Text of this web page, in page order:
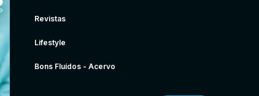
Revistas
Lifestyle
Bons Fluídos - Acervo